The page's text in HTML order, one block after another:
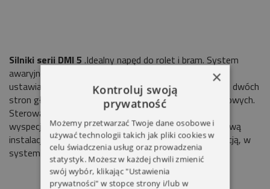
Silniki serii DMI 5 .Idealny napęd do rolet i bram. System
awaryjnego ręcznego sterowania. Mechaniczny układ
ustawiania górnego i dolnego położenia krańcowego z dwóch
stron głowicy. Progresywny układ wyłączników krańcowych.
Sterowanie przewodowe.Silnik SIMU DMI 5
wyspecjalizowanym produktem. Oferujemy kompleksową
instalację rolet zewnętrznych i bram z 5 letnią gwarancją, w
systemie automatykiSIMU.
×
Kontroluj swoją
prywatność
Możemy przetwarzać Twoje dane osobowe i
używać technologii takich jak pliki cookies w
celu świadczenia usług oraz prowadzenia
statystyk. Możesz w każdej chwili zmienić
swój wybór, klikając "Ustawienia
prywatności" w stopce strony i/lub w